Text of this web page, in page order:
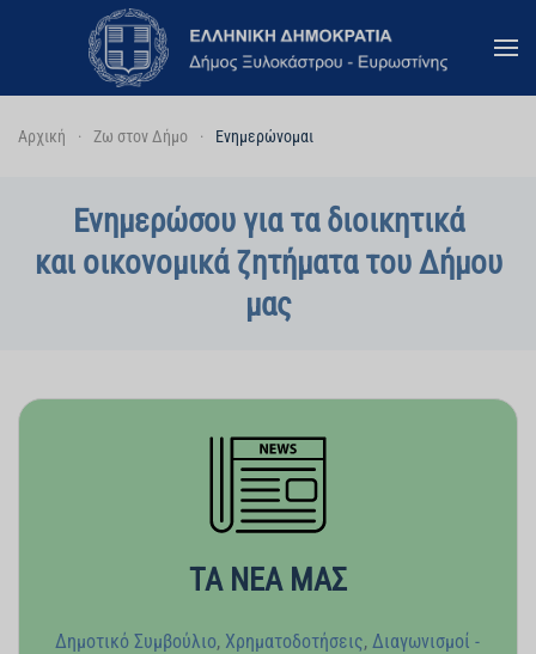
Skip to main content
Αρχική Ζω στον Δήμο Ενημερώνομαι
Ενημερώσου για τα διοικητικά
και οικονομικά ζητήματα του Δήμου
μας
ΤΑ ΝΕΑ ΜΑΣ
Δημοτικό Συμβούλιο, Χρηματοδοτήσεις, Διαγωνισμοί -